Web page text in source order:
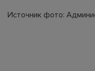
Источник фото: